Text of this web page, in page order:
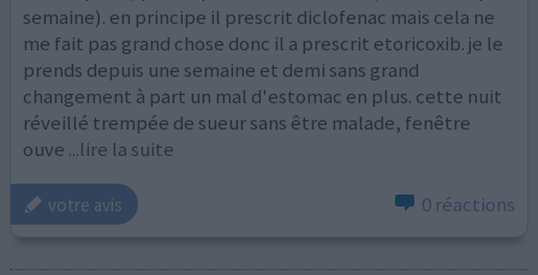
semaine). en principe il prescrit diclofenac mais cela ne
me fait pas grand chose donc il a prescrit etoricoxib. je le
prends depuis une semaine et demi sans grand
changement à part un mal d'estomac en plus. cette nuit
réveillé trempée de sueur sans être malade, fenêtre
ouve ...lire la suite
votre avis 0 réactions